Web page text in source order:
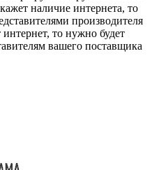
наличие интернета, то
производителя
интернет, то нужно будет
вашего поставщика